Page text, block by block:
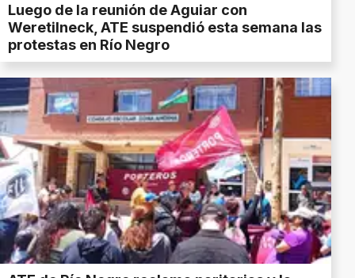
Luego de la reunión de Aguiar con
Weretilneck, ATE suspendió esta semana las
protestas en Río Negro